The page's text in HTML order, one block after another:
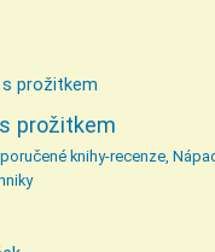
prožitkem
knihy-recenze ,